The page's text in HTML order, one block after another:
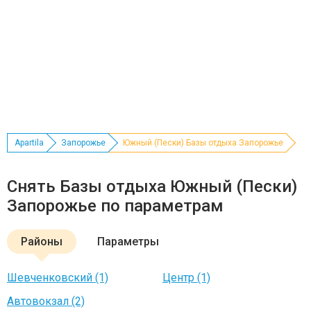
Apartila Запорожье Южный (Пески) Базы отдыха Запорожье
Снять Базы отдыха Южный (Пески)
Запорожье по параметрам
Районы Параметры
Шевченковский (1)
Центр (1)
Автовокзал (2)